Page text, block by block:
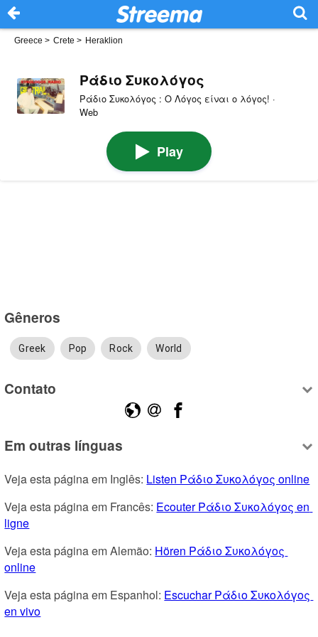
Greece > Crete > Heraklion
Ράδιο Συκολόγος
Ράδιο Συκολόγος : Ο Λόγος είναι ο λόγος! ·
Web
Play
Gêneros
Greek Pop Rock World
Contato
Em outras línguas
Veja esta página em Inglês: Listen Ράδιο Συκολόγος online
Veja esta página em Francês: Ecouter Ράδιο Συκολόγος en
ligne
Veja esta página em Alemão: Hören Ράδιο Συκολόγος
online
Veja esta página em Espanhol: Escuchar Ράδιο Συκολόγος
en vivo